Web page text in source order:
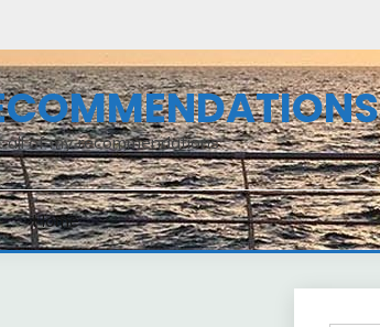
all of my recommendations
Home